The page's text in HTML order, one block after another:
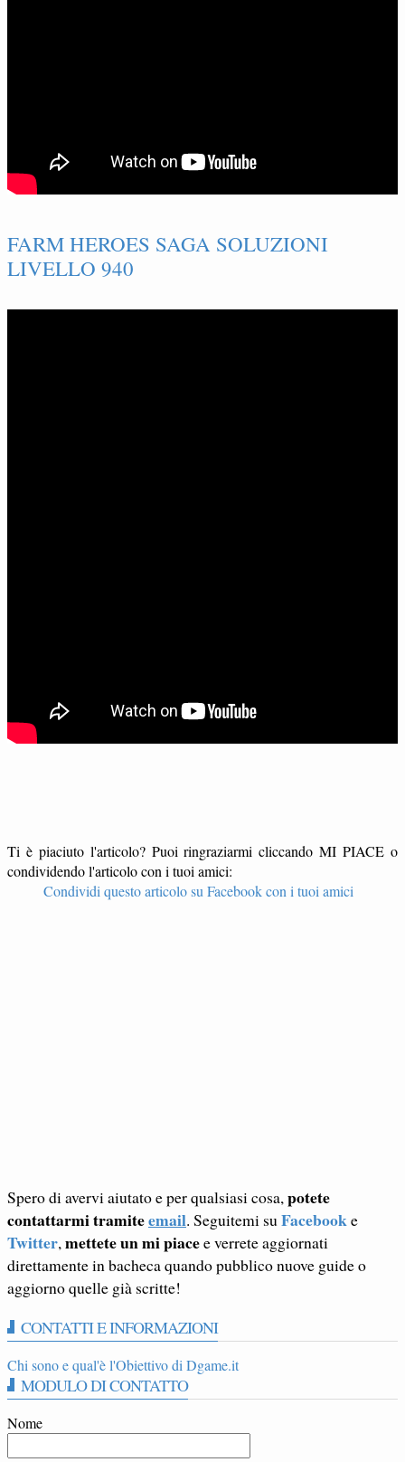
FARM HEROES SAGA SOLUZIONI
LIVELLO 940
Ti è piaciuto l'articolo? Puoi ringraziarmi cliccando MI PIACE o
condividendo l'articolo con i tuoi amici:
Condividi questo articolo su Facebook con i tuoi amici
Spero di avervi aiutato e per qualsiasi cosa,potete
contattarmi tramiteemail. Seguitemi suFacebooke
Twitter,mettete un mi piacee verrete aggiornati
direttamente in bacheca quando pubblico nuove guide o
aggiorno quelle già scritte!
CONTATTI E INFORMAZIONI
Chi sono e qual'è l'Obiettivo di Dgame.it
MODULO DI CONTATTO
Nome